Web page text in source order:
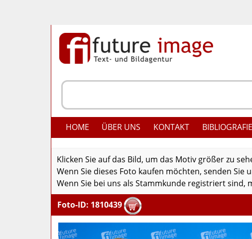
HOME ÜBER UNS KONTAKT BIBLIOGRAFIE
Klicken Sie auf das Bild, um das Motiv größer zu
Wenn Sie dieses Foto kaufen möchten, senden
Wenn Sie bei uns als Stammkunde registriert sind,
Foto-ID: 1810439